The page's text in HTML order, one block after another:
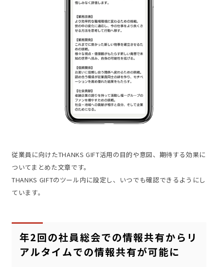
従業員に向けたTHANKS GIFT活用の目的や意図、期待する効果に
ついてまとめた文章です。
THANKS GIFTのツール内に設定し、いつでも確認できるようにし
ています。
年2回の社員総会での情報共有からリ
アルタイムでの情報共有が可能に